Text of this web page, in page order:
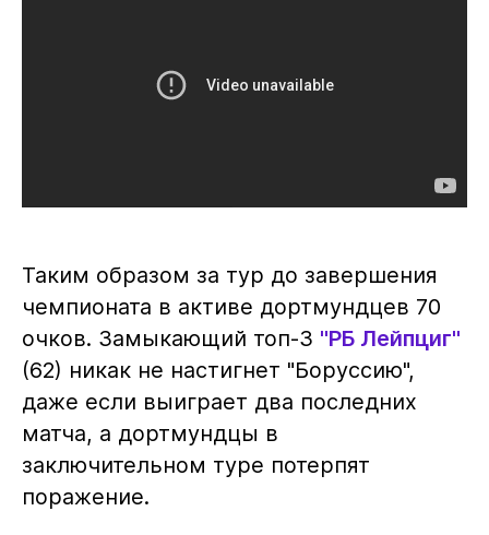
Таким образом за тур до завершения
чемпионата в активе дортмундцев 70
очков. Замыкающий топ-3 "РБ Лейпциг"
(62) никак не настигнет "Боруссию",
даже если выиграет два последних
матча, а дортмундцы в
заключительном туре потерпят
поражение.